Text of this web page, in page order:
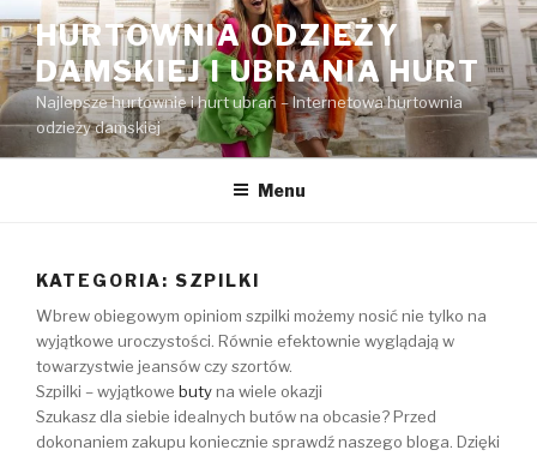
Przejdź
do
treści
HURTOWNIA ODZIEŻY
DAMSKIEJ I UBRANIA HURT
Najlepsze hurtownie i hurt ubrań – Internetowa hurtownia
odzieży damskiej
Menu
KATEGORIA: SZPILKI
Wbrew obiegowym opiniom szpilki możemy nosić nie tylko na
wyjątkowe uroczystości. Równie efektownie wyglądają w
towarzystwie jeansów czy szortów.
Szpilki – wyjątkowe butyna wiele okazji
Szukasz dla siebie idealnych butów na obcasie? Przed
dokonaniem zakupu koniecznie sprawdź naszego bloga. Dzięki